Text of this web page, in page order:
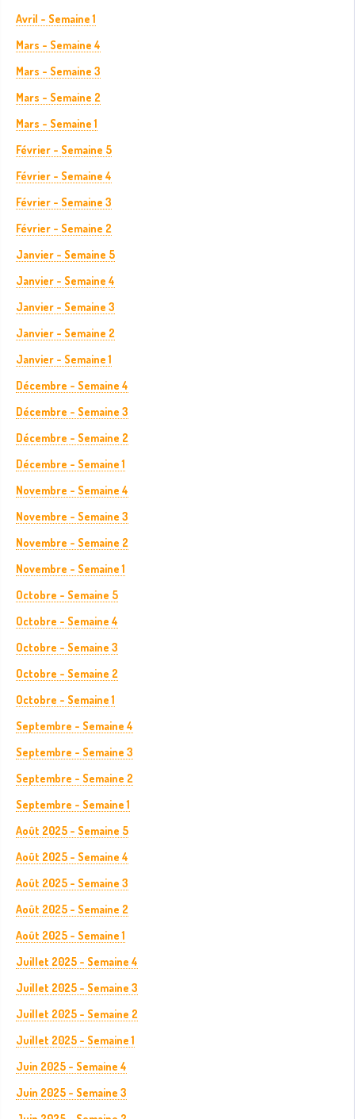
Avril - Semaine 1
Mars - Semaine 4
Mars - Semaine 3
Mars - Semaine 2
Mars - Semaine 1
Février - Semaine 5
Février - Semaine 4
Février - Semaine 3
Février - Semaine 2
Janvier - Semaine 5
Janvier - Semaine 4
Janvier - Semaine 3
Janvier - Semaine 2
Janvier - Semaine 1
Décembre - Semaine 4
Décembre - Semaine 3
Décembre - Semaine 2
Décembre - Semaine 1
Novembre - Semaine 4
Novembre - Semaine 3
Novembre - Semaine 2
Novembre - Semaine 1
Octobre - Semaine 5
Octobre - Semaine 4
Octobre - Semaine 3
Octobre - Semaine 2
Octobre - Semaine 1
Septembre - Semaine 4
Septembre - Semaine 3
Septembre - Semaine 2
Septembre - Semaine 1
Août 2025 - Semaine 5
Août 2025 - Semaine 4
Août 2025 - Semaine 3
Août 2025 - Semaine 2
Août 2025 - Semaine 1
Juillet 2025 - Semaine 4
Juillet 2025 - Semaine 3
Juillet 2025 - Semaine 2
Juillet 2025 - Semaine 1
Juin 2025 - Semaine 4
Juin 2025 - Semaine 3